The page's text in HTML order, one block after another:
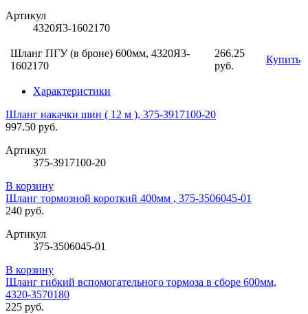
Артикул
4320Я3-1602170
Шланг ПГУ (в броне) 600мм, 4320Я3-
1602170
266.25
руб.
Купить
Характеристики
Шланг накачки шин ( 12 м ), 375-3917100-20
997.50 руб.
Артикул
375-3917100-20
В корзину
Шланг тормозной короткий 400мм , 375-3506045-01
240 руб.
Артикул
375-3506045-01
В корзину
Шланг гибкий вспомогательного тормоза в сборе 600мм,
4320-3570180
225 руб.